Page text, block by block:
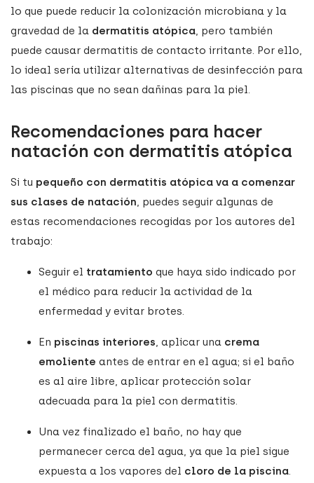
lo que puede reducir la colonización microbiana y la
gravedad de la dermatitis atópica, pero también
puede causar dermatitis de contacto irritante. Por ello,
lo ideal sería utilizar alternativas de desinfección para
las piscinas que no sean dañinas para la piel.
Recomendaciones para hacer
natación con dermatitis atópica
Si tu pequeño con dermatitis atópica va a comenzar
sus clases de natación, puedes seguir algunas de
estas recomendaciones recogidas por los autores del
trabajo:
Seguir el tratamiento que haya sido indicado por
el médico para reducir la actividad de la
enfermedad y evitar brotes.
En piscinas interiores, aplicar una crema
emoliente antes de entrar en el agua; si el baño
es al aire libre, aplicar protección solar
adecuada para la piel con dermatitis.
Una vez finalizado el baño, no hay que
permanecer cerca del agua, ya que la piel sigue
expuesta a los vapores del cloro de la piscina.